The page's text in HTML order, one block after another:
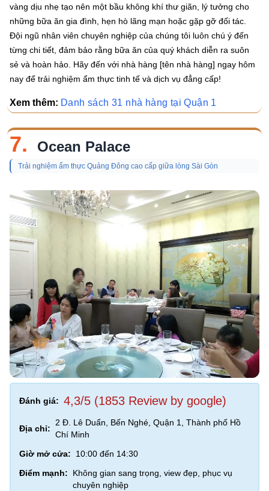
vàng dịu nhẹ tạo nên một bầu không khí thư giãn, lý tưởng cho
những bữa ăn gia đình, hẹn hò lãng mạn hoặc gặp gỡ đối tác.
Đội ngũ nhân viên chuyên nghiệp của chúng tôi luôn chú ý đến
từng chi tiết, đảm bảo rằng bữa ăn của quý khách diễn ra suôn
sẻ và hoàn hảo. Hãy đến với nhà hàng [tên nhà hàng] ngay hôm
nay để trải nghiệm ẩm thực tinh tế và dịch vụ đẳng cấp!
Xem thêm: Danh sách 31 nhà hàng tại Quận 1
7. Ocean Palace
Trải nghiệm ẩm thực Quảng Đông cao cấp giữa lòng Sài Gòn
Đánh giá: 4,3/5 (1853 Review by google)
Địa chỉ:
2 Đ. Lê Duẩn, Bến Nghé, Quận 1, Thành phố Hồ
Chí Minh
Giờ mở cửa:
10:00 đến 14:30
Điểm mạnh:
Không gian sang trọng, view đẹp, phục vụ
chuyên nghiệp